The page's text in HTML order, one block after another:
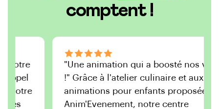
comptent !
"Une animation qui a boosté nos ventes
!" Grâce à l'atelier culinaire et aux
animations pour enfants proposées par
Anim'Evenement, notre centre